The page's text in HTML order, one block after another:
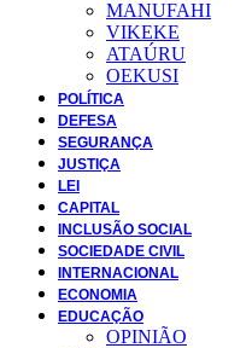
MANUFAHI
VIKEKE
ATAÚRU
OEKUSI
POLÍTICA
DEFESA
SEGURANÇA
JUSTIÇA
LEI
CAPITAL
INCLUSÃO SOCIAL
SOCIEDADE CIVIL
INTERNACIONAL
ECONOMIA
EDUCAÇÃO
OPINIÃO